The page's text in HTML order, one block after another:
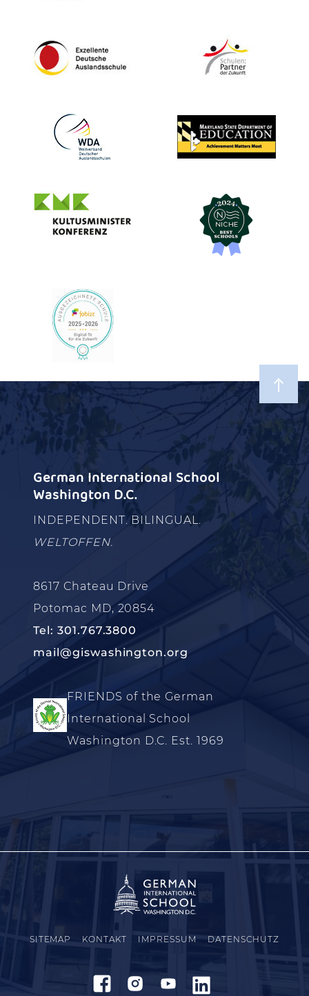
German International School
Washington D.C.
INDEPENDENT. BILINGUAL.
WELTOFFEN.
8617 Chateau Drive
Potomac MD, 20854
Tel: 301.767.3800
mail@giswashington.org
FRIENDS of the German
International School
Washington D.C. Est. 1969
SITEMAP KONTAKT IMPRESSUM DATENSCHUTZ